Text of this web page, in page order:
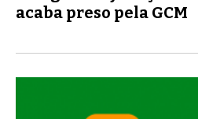
acaba preso pela GCM